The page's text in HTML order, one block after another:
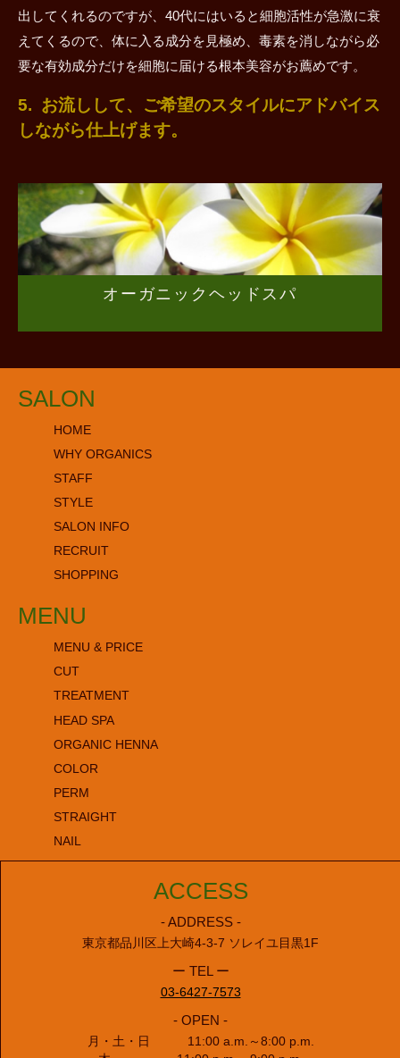
出してくれるのですが、40代にはいると細胞活性が急激に衰
えてくるので、体に入る成分を見極め、毒素を消しながら必
要な有効成分だけを細胞に届ける根本美容がお薦めです。
5. お流しして、ご希望のスタイルにアドバイス
しながら仕上げます。
オーガニックヘッドスパ
SALON
HOME
WHY ORGANICS
STAFF
STYLE
SALON INFO
RECRUIT
SHOPPING
MENU
MENU & PRICE
CUT
TREATMENT
HEAD SPA
ORGANIC HENNA
COLOR
PERM
STRAIGHT
NAIL
ACCESS
- ADDRESS -
東京都品川区上大崎4-3-7 ソレイユ目黒1F
ー TEL ー
03-6427-7573
- OPEN -
月・土・日 11:00 a.m.～8:00 p.m.